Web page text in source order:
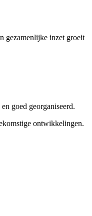
gezamenlijke inzet groeit
goed georganiseerd.
ontwikkelingen.